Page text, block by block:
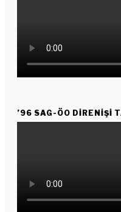
’96 SAG-ÖO DİRENİŞİ